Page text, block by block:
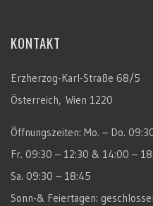
KONTAKT
Erzherzog-Karl-Straße 68/5
Österreich, Wien 1220
Öffnungszeiten: Mo. – Do.
Fr. 09:30 – 12:30 & 14:00 –
Sa. 09:30 – 18:45
Sonn-& Feiertagen: